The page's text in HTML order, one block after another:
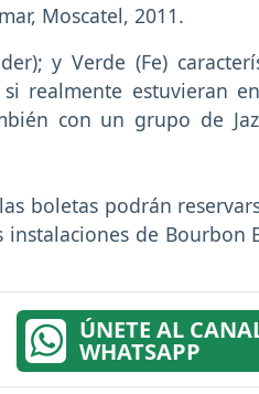
Moscatel, 2011.
y Verde (Fe)
realmente estuvieran
con un grupo de
boletas podrán
de Bourbon
ÚNETE AL
WHATSAPP